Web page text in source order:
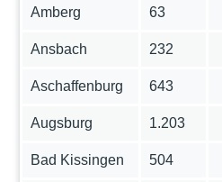
Amberg 63
Ansbach 232
Aschaffenburg 643
Augsburg 1.203
Bad Kissingen 504